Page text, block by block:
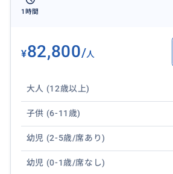
1時間
¥82,800/人
大人 (12歳以上)
子供 (6-11歳)
幼児 (2-5歳/席あり)
幼児 (0-1歳/席なし)